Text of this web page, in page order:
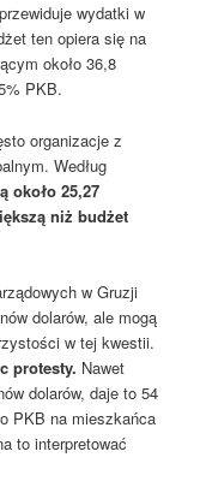
wydatki w
ten opiera się na
około 36,8
PKB.
organizacje z
Według
około 25,27
niż budżet
w Gruzji
dolarów, ale mogą
w tej kwestii.
protesty. Nawet
dolarów, daje to 54
PKB na mieszkańca
to interpretować